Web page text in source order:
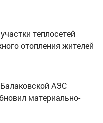
теплосетей
отопления жителей
АЭС
материально-